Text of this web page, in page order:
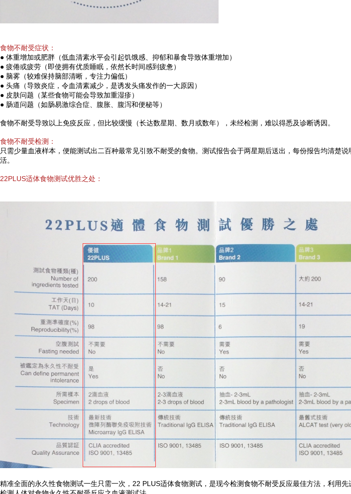
食物不耐受症状：
● 体重增加或肥胖（低血清素水平会引起饥饿感、抑郁和暴食导致体重增加 ）
● 疲倦或疲劳（即使拥有优质睡眠，依然长时间感到疲惫）
● 脑雾（较难保持脑部清晰，专注力偏低）
● 头痛（导致炎症，令血清素减少，是诱发头痛发作的一大原因）
● 皮肤问题（某些食物可能会导致加重湿疹）
● 肠道问题（如肠易激综合症、腹胀、腹泻和便秘等）
食物不耐受导致以上免疫反应，但比较缓慢（长达数星期、数月或数年），未经检测，难以得悉及诊断诱因。
食物不耐受检测：
只需少量血液样本，便能测试出二百种最常见引致不耐受的食物。测试报告会于两星期后送出，每份报告均清楚
活。
22PLUS适体食物测试优胜之处：
精准全面的永久性食物测试一生只需一次，22 PLUS适体食物测试，是现今检测食物不耐受反应最佳方法，利用